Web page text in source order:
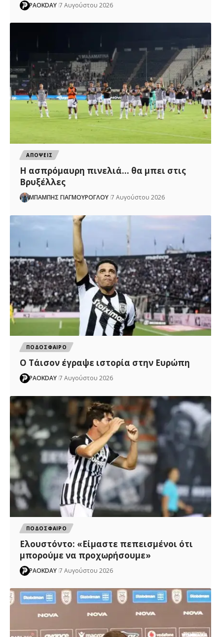
PAOKDAY 7 Αυγούστου 2026
ΑΠΟΨΕΙΣ
Η ασπρόμαυρη πινελιά… θα μπει στις
Βρυξέλλες
ΜΠΑΜΠΗΣ ΓΙΑΓΜΟΥΡΟΓΛΟΥ 7 Αυγούστου 2026
ΠΟΔΟΣΦΑΙΡΟ
Ο Τάισον έγραψε ιστορία στην Ευρώπη
PAOKDAY 7 Αυγούστου 2026
ΠΟΔΟΣΦΑΙΡΟ
Ελουστόντο: «Είμαστε πεπεισμένοι ότι
μπορούμε να προχωρήσουμε»
PAOKDAY 7 Αυγούστου 2026